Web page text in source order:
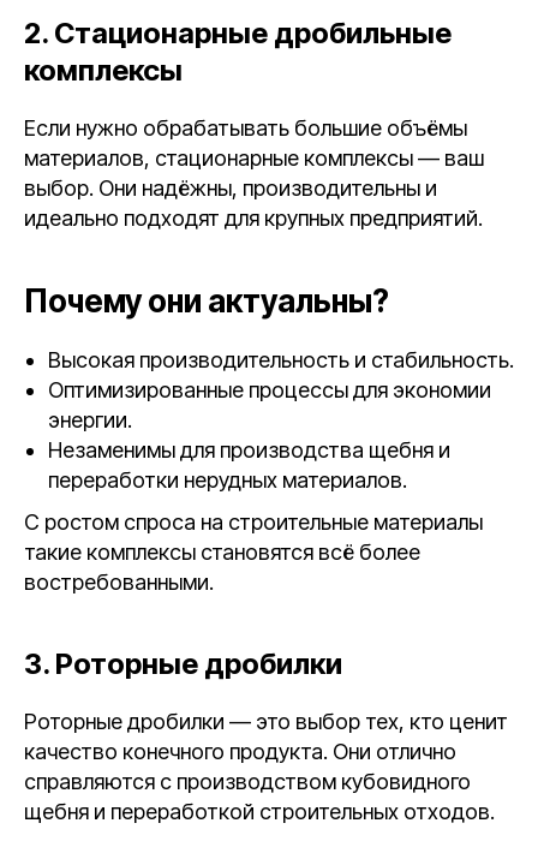
2. Стационарные дробильные
комплексы
Если нужно обрабатывать большие объёмы
материалов, стационарные комплексы — ваш
выбор. Они надёжны, производительны и
идеально подходят для крупных предприятий.
Почему они актуальны?
Высокая производительность и стабильность.
Оптимизированные процессы для экономии
энергии.
Незаменимы для производства щебня и
переработки нерудных материалов.
С ростом спроса на строительные материалы
такие комплексы становятся всё более
востребованными.
3. Роторные дробилки
Роторные дробилки — это выбор тех, кто ценит
качество конечного продукта. Они отлично
справляются с производством кубовидного
щебня и переработкой строительных отходов.